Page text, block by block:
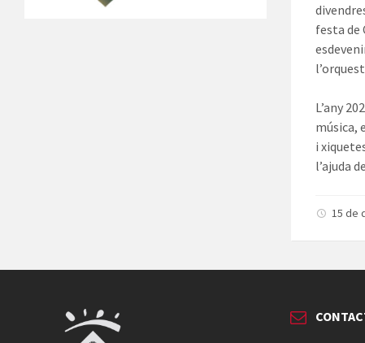
festa de
L’any
música,
i
l’ajuda
15 de